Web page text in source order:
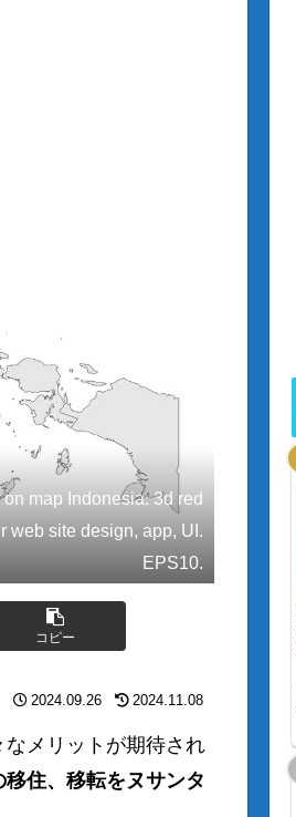
map Indonesia. 3d red
web site design, app, UI.
EPS10.
コピー
2024.09.26 2024.11.08
メリットが期待され
移住、移転をヌサンタ